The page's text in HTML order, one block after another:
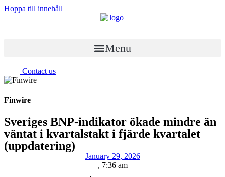
Hoppa till innehåll
Menu
Contact us
Finwire
Sveriges BNP-indikator ökade mindre än
väntat i kvartalstakt i fjärde kvartalet
(uppdatering)
January 29, 2026
, 7:36 am
,